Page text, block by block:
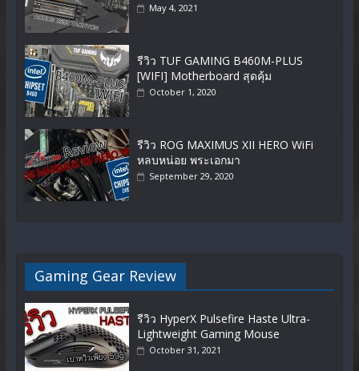
May 4, 2021
รีวิว TUF GAMING B460M-PLUS
[WIFI] Motherboard สุดคุ้ม
October 1, 2020
รีวิว ROG MAXIMUS XII HERO WiFi
หลบหน่อย พระเอกมา
September 29, 2020
Gaming Gear Review
รีวิว HyperX Pulsefire Haste Ultra-
Lightweight Gaming Mouse
October 31, 2021